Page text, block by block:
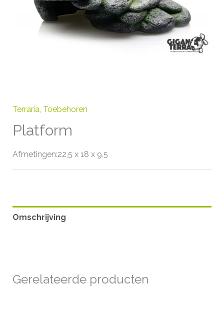
Terraria, Toebehoren
Platform
Afmetingen:22,5 x 18 x 9,5
Omschrijving
Gerelateerde producten